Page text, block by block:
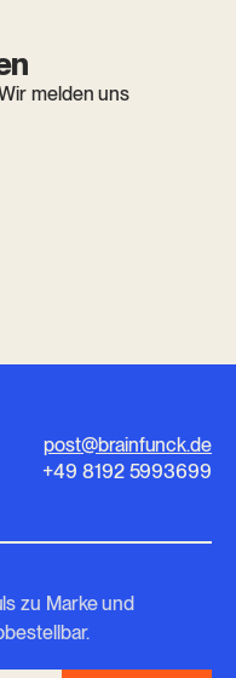
melden uns
post@brainfunck.de
+49 8192 5993699
zu Marke und